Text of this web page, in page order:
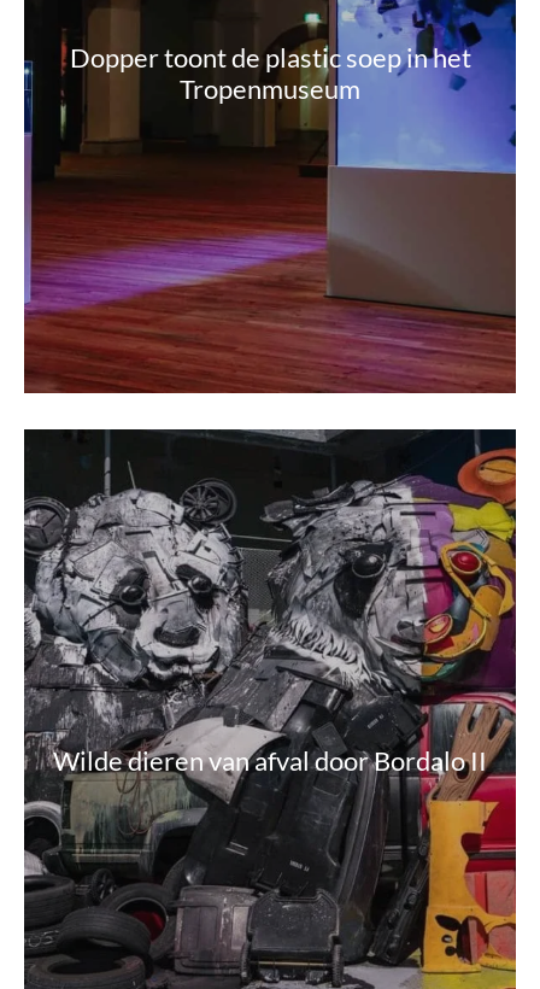
Dopper toont de plastic soep in het
Tropenmuseum
Wilde dieren van afval door Bordalo II